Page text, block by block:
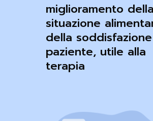
miglioramento della
situazione
della
paziente, utile alla
terapia